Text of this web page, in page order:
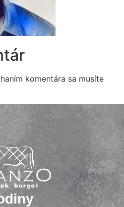
komentára sa musíte